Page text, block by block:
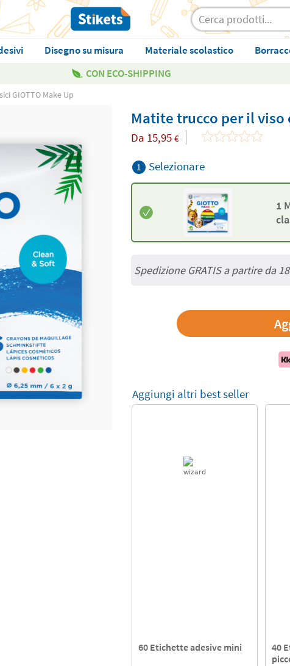
Disegno su misura Materiale scolastico
CON ECO-SHIPPING
GIOTTO Make Up
Matite trucco per il viso
Da 15,95 €
1 Selezionare
1
Spedizione GRATIS a partire da
Aggiungi altri best seller
60 Etichette adesive mini
40